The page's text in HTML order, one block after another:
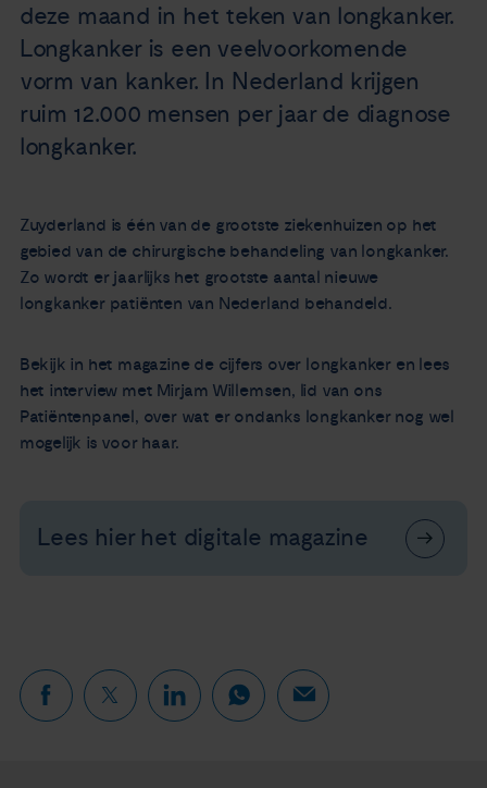
Agenda
Over ons
Zorgverleners
Contact
deze maand in het teken van longkanker.
Longkanker is een veelvoorkomende
vorm van kanker. In Nederland krijgen
ruim 12.000 mensen per jaar de diagnose
longkanker.
Zuyderland is één van de grootste ziekenhuizen op het
gebied van de chirurgische behandeling van longkanker.
Zo wordt er jaarlijks het grootste aantal nieuwe
longkanker patiënten van Nederland behandeld.
Bekijk in het magazine de cijfers over longkanker en lees
het interview met Mirjam Willemsen, lid van ons
Patiëntenpanel, over wat er ondanks longkanker nog wel
mogelijk is voor haar.
Lees hier het digitale magazine